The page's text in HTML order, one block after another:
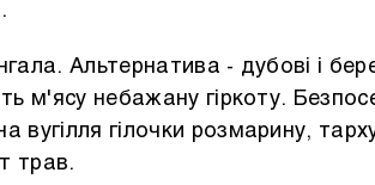
Альтернатива - дубові і
м'ясу небажану гіркоту.
гілочки розмарину,
трав.